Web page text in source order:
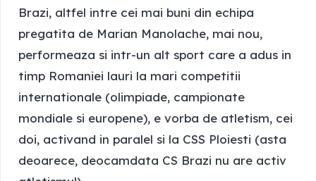
Brazi, altfel intre cei mai buni din echipa
pregatita de Marian Manolache, mai nou,
performeaza si intr-un alt sport care a adus in
timp Romaniei lauri la mari competitii
internationale (olimpiade, campionate
mondiale si europene), e vorba de atletism, cei
doi, activand in paralel si la CSS Ploiesti (asta
deoarece, deocamdata CS Brazi nu are activ